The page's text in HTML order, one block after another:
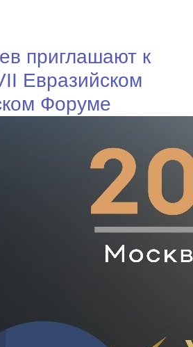
приглашают к
Евразийском
Форуме